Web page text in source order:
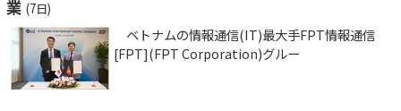
業 (7日)
ベトナムの情報通信(IT)最大手FPT情報通信
[FPT](FPT Corporation)グルー